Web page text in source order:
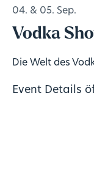
04. & 05. Sep.
Vodka
Die Welt des
Event Details